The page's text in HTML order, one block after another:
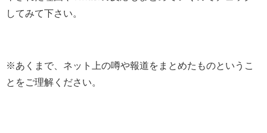
してみて下さい。
※あくまで、ネット上の噂や報道をまとめたものというこ
とをご理解ください。